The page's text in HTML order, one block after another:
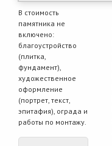
В стоимость
памятника не
включено:
благоустройство
(плитка,
фундамент),
художественное
оформление
(портрет, текст,
эпитафия), ограда и
работы по монтажу.